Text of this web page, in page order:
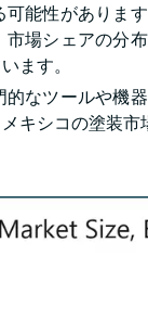
能性がありま
場シェアの分
ます。
なツールや機
キシコの塗装